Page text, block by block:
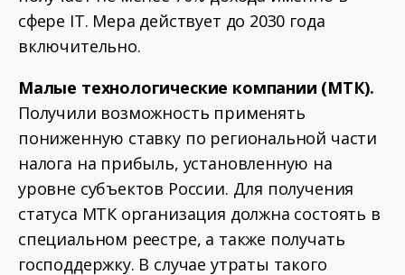
сфере IT. Мера действует до 2030 года
включительно.
Малые технологические компании (МТК).
Получили возможность применять
пониженную ставку по региональной части
налога на прибыль, установленную на
уровне субъектов России. Для получения
статуса МТК организация должна состоять в
специальном реестре, а также получать
господдержку. В случае утраты такого